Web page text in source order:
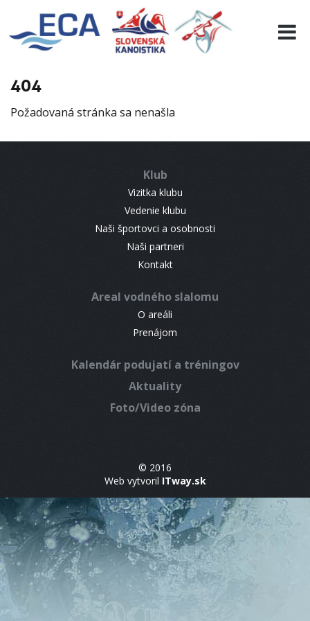
404
Požadovaná stránka sa nenašla
Klub
Vizitka klubu
Vedenie klubu
Naši športovci a osobnosti
Naši partneri
Kontakt
Areal vodného slalomu
O areáli
Prenájom
Kalendár podujatí a tréningov
Aktuality
Foto/Video zóna
© 2016
Web vytvoril ITway.sk
EURO 19
INFO
RESULTS
CONTACT